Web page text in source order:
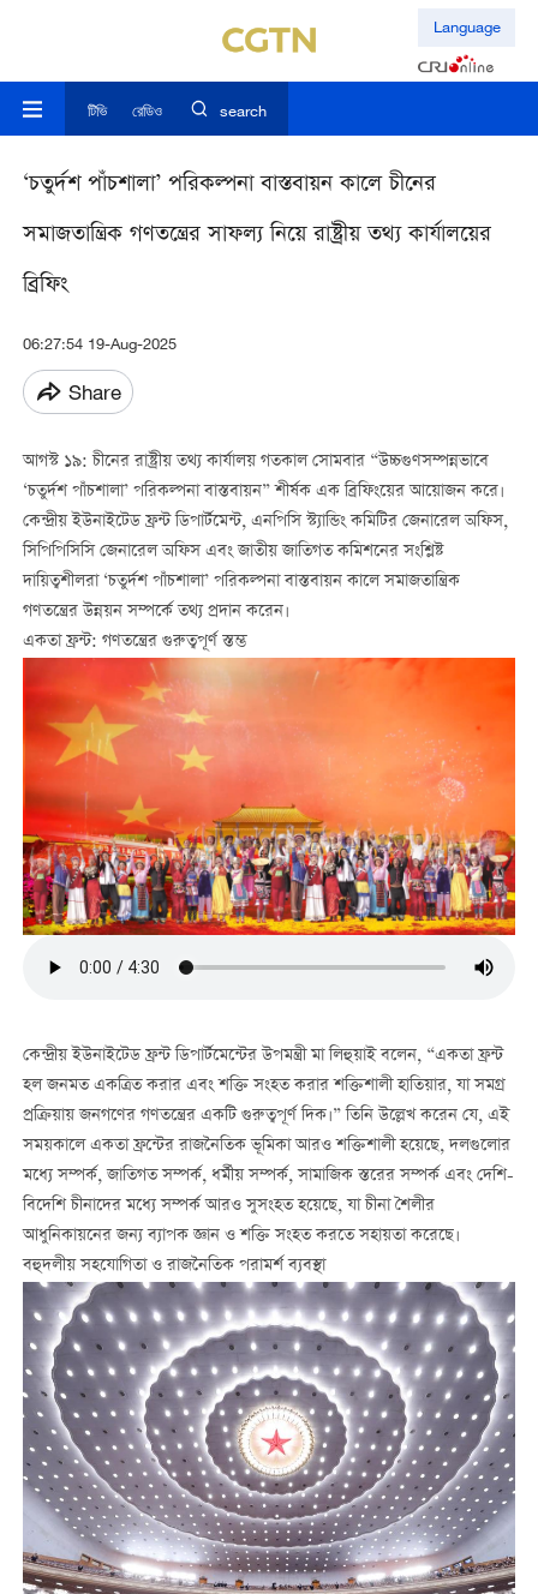
Language
টিভি রেডিও search
‘চতুর্দশ পাঁচশালা’ পরিকল্পনা বাস্তবায়ন কালে চীনের
সমাজতান্ত্রিক গণতন্ত্রের সাফল্য নিয়ে রাষ্ট্রীয় তথ্য কার্যালয়ের
ব্রিফিং
06:27:54 19-Aug-2025
Share
আগস্ট ১৯: চীনের রাষ্ট্রীয় তথ্য কার্যালয় গতকাল সোমবার “উচ্চগুণসম্পন্নভাবে
‘চতুর্দশ পাঁচশালা’ পরিকল্পনা বাস্তবায়ন” শীর্ষক এক ব্রিফিংয়ের আয়োজন করে।
কেন্দ্রীয় ইউনাইটেড ফ্রন্ট ডিপার্টমেন্ট, এনপিসি স্ট্যান্ডিং কমিটির জেনারেল অফিস,
সিপিপিসিসি জেনারেল অফিস এবং জাতীয় জাতিগত কমিশনের সংশ্লিষ্ট
দায়িত্বশীলরা ‘চতুর্দশ পাঁচশালা’ পরিকল্পনা বাস্তবায়ন কালে সমাজতান্ত্রিক
গণতন্ত্রের উন্নয়ন সম্পর্কে তথ্য প্রদান করেন।
একতা ফ্রন্ট: গণতন্ত্রের গুরুত্বপূর্ণ স্তম্ভ
কেন্দ্রীয় ইউনাইটেড ফ্রন্ট ডিপার্টমেন্টের উপমন্ত্রী মা লিহুয়াই বলেন, “একতা ফ্রন্ট
হল জনমত একত্রিত করার এবং শক্তি সংহত করার শক্তিশালী হাতিয়ার, যা সমগ্র
প্রক্রিয়ায় জনগণের গণতন্ত্রের একটি গুরুত্বপূর্ণ দিক।” তিনি উল্লেখ করেন যে, এই
সময়কালে একতা ফ্রন্টের রাজনৈতিক ভূমিকা আরও শক্তিশালী হয়েছে, দলগুলোর
মধ্যে সম্পর্ক, জাতিগত সম্পর্ক, ধর্মীয় সম্পর্ক, সামাজিক স্তরের সম্পর্ক এবং দেশি-
বিদেশি চীনাদের মধ্যে সম্পর্ক আরও সুসংহত হয়েছে, যা চীনা শৈলীর
আধুনিকায়নের জন্য ব্যাপক জ্ঞান ও শক্তি সংহত করতে সহায়তা করেছে।
বহুদলীয় সহযোগিতা ও রাজনৈতিক পরামর্শ ব্যবস্থা